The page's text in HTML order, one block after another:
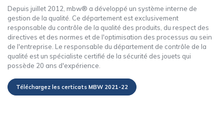
Depuis juillet 2012, mbw® a développé un système interne de
gestion de la qualité. Ce département est exclusivement
responsable du contrôle de la qualité des produits, du respect des
directives et des normes et de l'optimisation des processus au sein
de l'entreprise. Le responsable du département de contrôle de la
qualité est un spécialiste certifié de la sécurité des jouets qui
possède 20 ans d'expérience.
Téléchargez les certicats MBW 2021-22